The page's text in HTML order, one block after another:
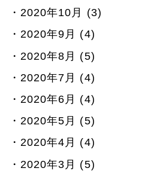
2020年10月 (3)
2020年9月 (4)
2020年8月 (5)
2020年7月 (4)
2020年6月 (4)
2020年5月 (5)
2020年4月 (4)
2020年3月 (5)